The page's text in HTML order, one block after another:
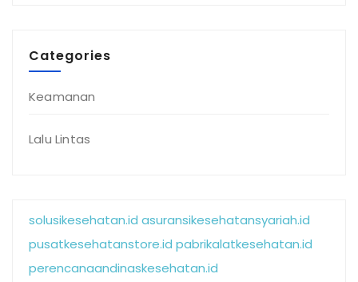
Categories
Keamanan
Lalu Lintas
solusikesehatan.id asuransikesehatansyariah.id
pusatkesehatanstore.id pabrikalatkesehatan.id
perencanaandinaskesehatan.id